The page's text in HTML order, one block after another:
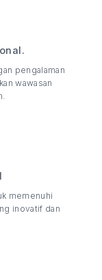
pengalaman
wawasan
memenuhi
inovatif dan